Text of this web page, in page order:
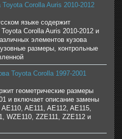
Corolla Auris 2010-2012
языке содержит
Corolla Auris 2010-2012 и
элементов кузова
размеры, контрольные
Toyota Corolla 1997-2001
геометрические размеры
и включает описание замены
AE111, AE112, AE115,
WZE110, ZZE111, ZZE112 и